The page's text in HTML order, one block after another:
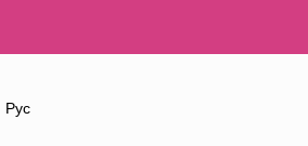
Рус